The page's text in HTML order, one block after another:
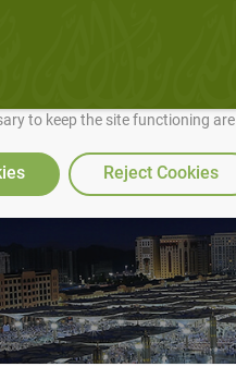
well for you and so we can
to keep the site functioning
Reject Cookies